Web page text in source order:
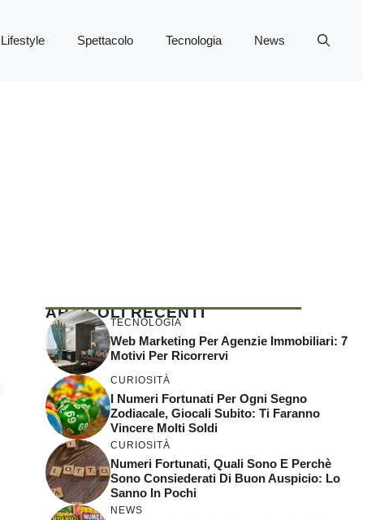
Lifestyle Spettacolo Tecnologia News
ARTICOLI RECENTI
TECNOLOGIA
Web Marketing Per Agenzie Immobiliari: 7
Motivi Per Ricorrervi
CURIOSITÀ
I Numeri Fortunati Per Ogni Segno
Zodiacale, Giocali Subito: Ti Faranno
Vincere Molti Soldi
CURIOSITÀ
Numeri Fortunati, Quali Sono E Perchè
Sono Consiederati Di Buon Auspicio: Lo
Sanno In Pochi
NEWS